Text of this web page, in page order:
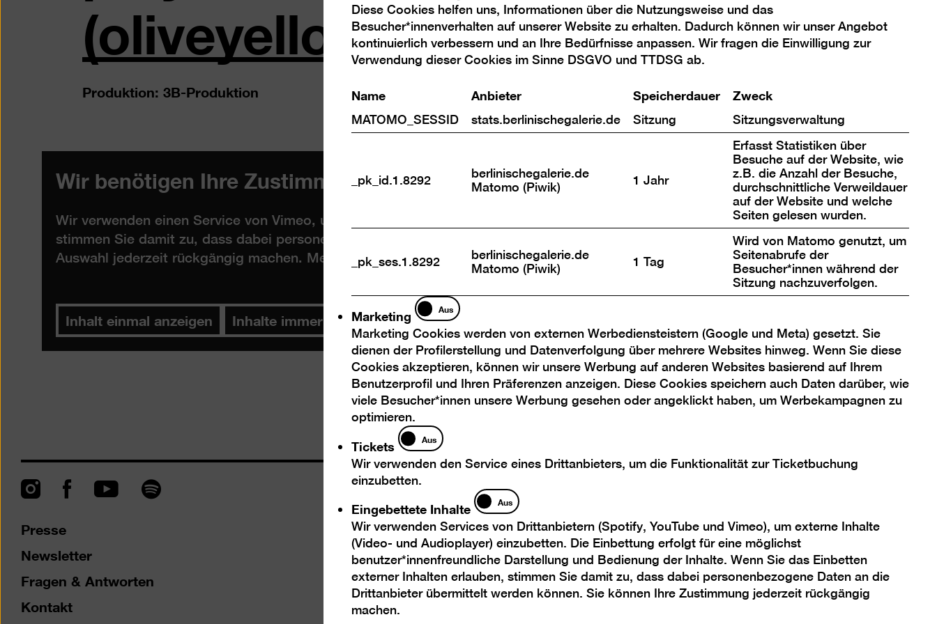
(oliveyellowrib_RAL1020), 2020“
Produktion: 3B-Produktion
Wir benötigen Ihre Zustimmung, um Videos von Vimeo zu laden
Wir verwenden einen Service von Vimeo, um Videos einzubetten. Wenn Sie den Inhalt mit Ihrem Auswahl-Klick anzeigen lassen,
stimmen Sie damit zu, dass dabei personenbezogene Daten an Drittanbieter übermittelt werden können. Sie können Ihre
Auswahl jederzeit rückgängig machen. Mehr Informationen dazu finden Sie in unserer
Datenschutzerklärung.
Inhalt einmal anzeigen Inhalte immer laden
InstagramFacebookYouTubeSpotify
Presse
Newsletter
Fragen & Antworten
Kontakt
Öffnungszeiten
Mi – Mo 10 – 18 Uhr
Dienstags geschlossen
Eintritt
Tageskarte 12 €
Ermäßigt 7 €
Fotografie und Architektur
Stiftung Öffentlichen Rechts
Alte Jakobstraße 124 – 128
10969 Berlin
Analyse
Cookies
Diese Cookies helfen uns, Informationen über die Nutzungsweise und das
Besucher*innenverhalten auf unserer Website zu erhalten. Dadurch können wir unser Angebot
kontinuierlich verbessern und an Ihre Bedürfnisse anpassen. Wir fragen die Einwilligung zur
Verwendung dieser Cookies im Sinne DSGVO und TTDSG ab.
Name Anbieter Speicherdauer Zweck
MATOMO_SESSID stats.berlinischegalerie.de Sitzung Sitzungsverwaltung
_pk_id.1.8292
berlinischegalerie.de
Matomo (Piwik)
1 Jahr
Erfasst Statistiken über
Besuche auf der Website, wie
z.B. die Anzahl der Besuche,
durchschnittliche Verweildauer
auf der Website und welche
Seiten gelesen wurden.
_pk_ses.1.8292
berlinischegalerie.de
Matomo (Piwik)
1 Tag
Wird von Matomo genutzt, um
Seitenabrufe der
Besucher*innen während der
Sitzung nachzuverfolgen.
Marketing
Marketing
Aus
Marketing Cookies werden von externen Werbediensteistern (Google und Meta) gesetzt. Sie
dienen der Profilerstellung und Datenverfolgung über mehrere Websites hinweg. Wenn Sie diese
Cookies akzeptieren, können wir unsere Werbung auf anderen Websites basierend auf Ihrem
Benutzerprofil und Ihren Präferenzen anzeigen. Diese Cookies speichern auch Daten darüber, wie
viele Besucher*innen unsere Werbung gesehen oder angeklickt haben, um Werbekampagnen zu
optimieren.
Tickets
Tickets
Aus
Wir verwenden den Service eines Drittanbieters, um die Funktionalität zur Ticketbuchung
einzubetten.
Eingebettete Inhalte
Eingebettete
Inhalte
Aus
Wir verwenden Services von Drittanbietern (Spotify, YouTube und Vimeo), um externe Inhalte
(Video- und Audioplayer) einzubetten. Die Einbettung erfolgt für eine möglichst
benutzer*innenfreundliche Darstellung und Bedienung der Inhalte. Wenn Sie das Einbetten
externer Inhalten erlauben, stimmen Sie damit zu, dass dabei personenbezogene Daten an die
Drittanbieter übermittelt werden können. Sie können Ihre Zustimmung jederzeit rückgängig
machen.